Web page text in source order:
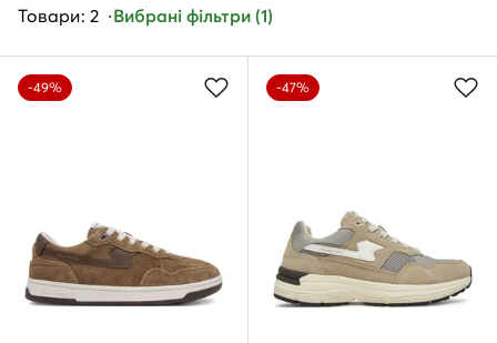
Товари: 2 Вибрані фільтри (1)
-49% -47%